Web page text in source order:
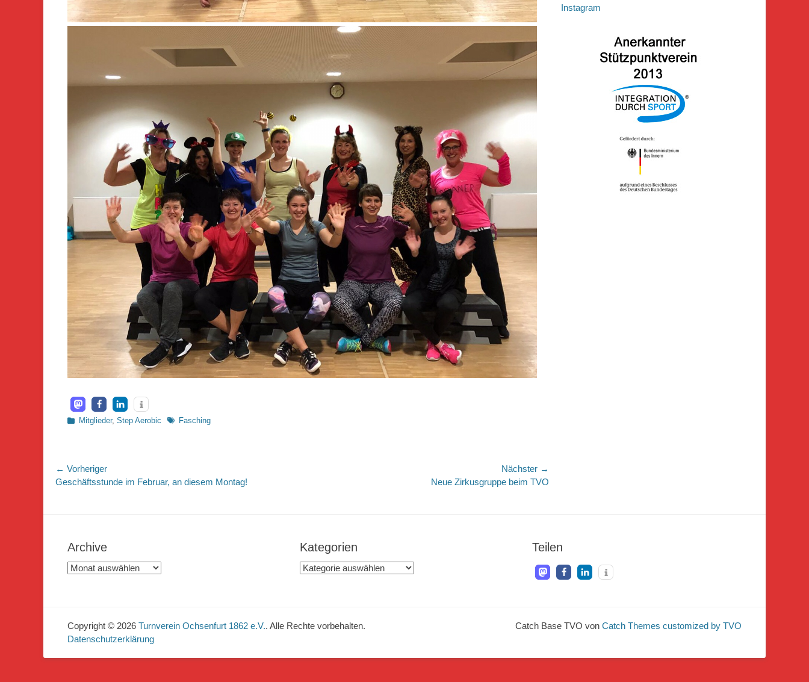
Kategorien
Mitglieder, Step Aerobic Schlagworte
Fasching
Beitragsnavigation
← Vorheriger
Vorheriger
Geschäftsstunde im Februar, an diesem Montag!
Nächster →
Neue Zirkusgruppe beim TVO
Instagram
Archive
Archive
Kategorien
Kategorien
Teilen
Copyright © 2026 Turnverein Ochsenfurt 1862 e.V.. Alle Rechte vorbehalten.
Datenschutzerklärung
Catch Base TVO von Catch Themes customized by TVO